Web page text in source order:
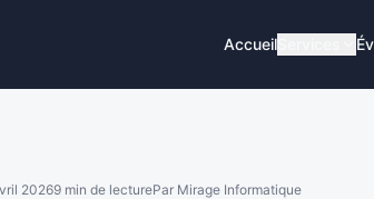
Accueil
20269 min de lecturePar Mirage Informatique